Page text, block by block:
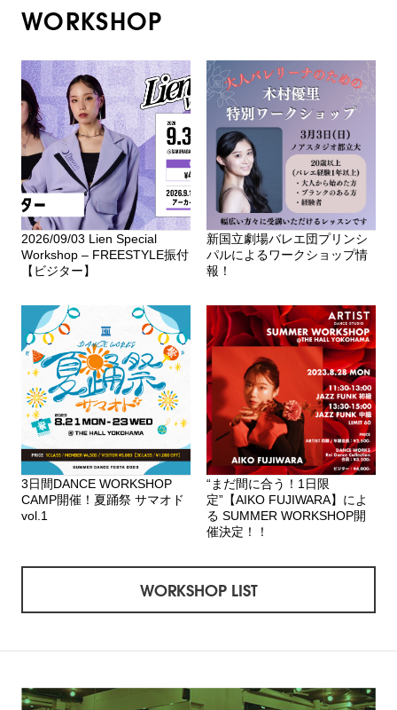
WORKSHOP
2026/09/03 Lien Special
Workshop – FREESTYLE振付
【ビジター】
新国立劇場バレエ団プリンシ
パルによるワークショップ情
報！
3日間DANCE WORKSHOP
CAMP開催！夏踊祭 サマオド
vol.1
“まだ間に合う！1日限
定”【AIKO FUJIWARA】によ
る SUMMER WORKSHOP開
催決定！！
WORKSHOP LIST